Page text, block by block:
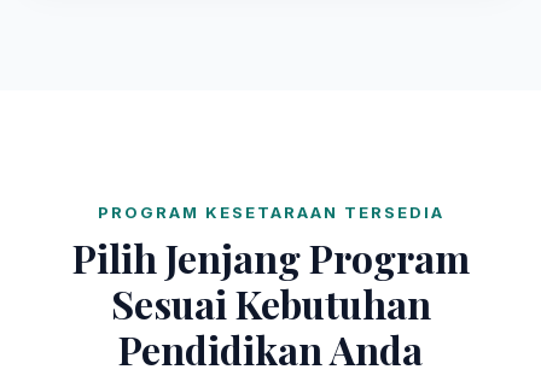
PROGRAM KESETARAAN TERSEDIA
Pilih Jenjang Program
Sesuai Kebutuhan
Pendidikan Anda